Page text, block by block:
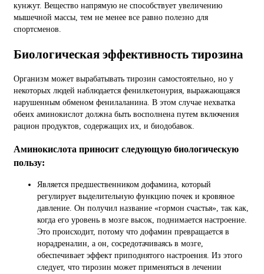
кунжут. Вещество напрямую не способствует увеличению
мышечной массы, тем не менее все равно полезно для
спортсменов.
Биологическая эффективность тирозина
Организм может вырабатывать тирозин самостоятельно, но у
некоторых людей наблюдается фенилкетонурия, выражающаяся
нарушенным обменом фенилаланина. В этом случае нехватка
обеих аминокислот должна быть восполнена путем включения
рацион продуктов, содержащих их, и биодобавок.
Аминокислота приносит следующую биологическую
пользу:
Является предшественником дофамина, который
регулирует выделительную функцию почек и кровяное
давление. Он получил название «гормон счастья», так как,
когда его уровень в мозге высок, поднимается настроение.
Это происходит, потому что дофамин превращается в
норадреналин, а он, сосредотачиваясь в мозге,
обеспечивает эффект приподнятого настроения. Из этого
следует, что тирозин может применяться в лечении